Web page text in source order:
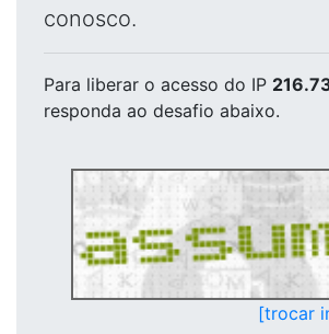
conosco.
Para liberar o acesso do IP
responda ao desafio abaixo.
[trocar